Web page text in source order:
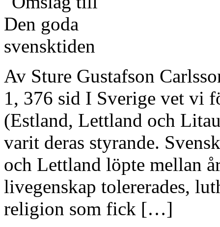
Av Sture Gustafson
1, 376 sid I Sverige vet vi
(Estland, Lettland och
varit deras styrande.
och Lettland löpte mellan
livegenskap tolererades,
religion som fick […]